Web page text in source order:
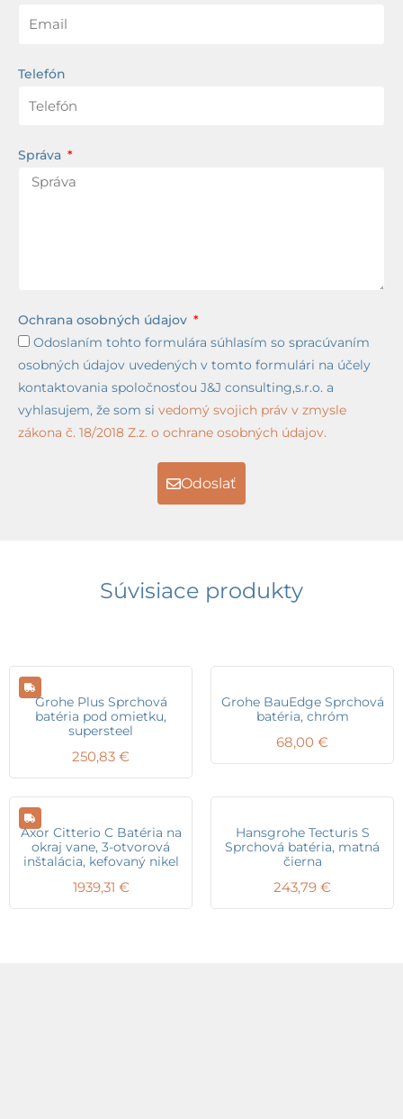
Telefón
Správa
Ochrana osobných údajov
Odoslaním tohto formulára súhlasím so spracúvaním
osobných údajov uvedených v tomto formulári na účely
kontaktovania spoločnosťou J&J consulting,s.r.o. a
vyhlasujem, že som si vedomý svojich práv v zmysle
zákona č. 18/2018 Z.z. o ochrane osobných údajov.
Odoslať
Súvisiace produkty
Grohe Plus Sprchová
batéria pod omietku,
supersteel
250,83 €
Grohe BauEdge Sprchová
batéria, chróm
68,00 €
Axor Citterio C Batéria na
okraj vane, 3-otvorová
inštalácia, kefovaný nikel
1939,31 €
Hansgrohe Tecturis S
Sprchová batéria, matná
čierna
243,79 €